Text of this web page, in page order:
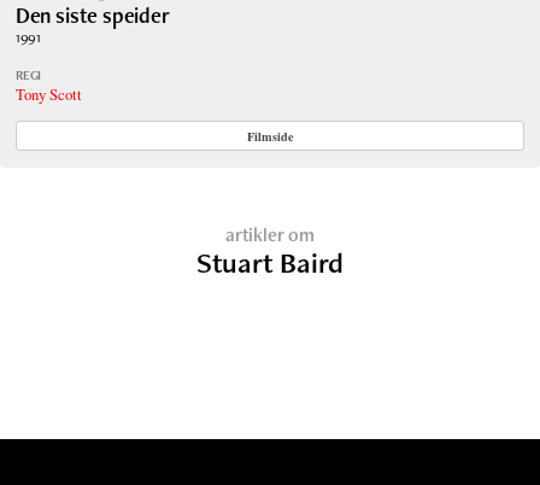
Den siste speider
1991
REGI
Tony Scott
Filmside
artikler om
Stuart Baird